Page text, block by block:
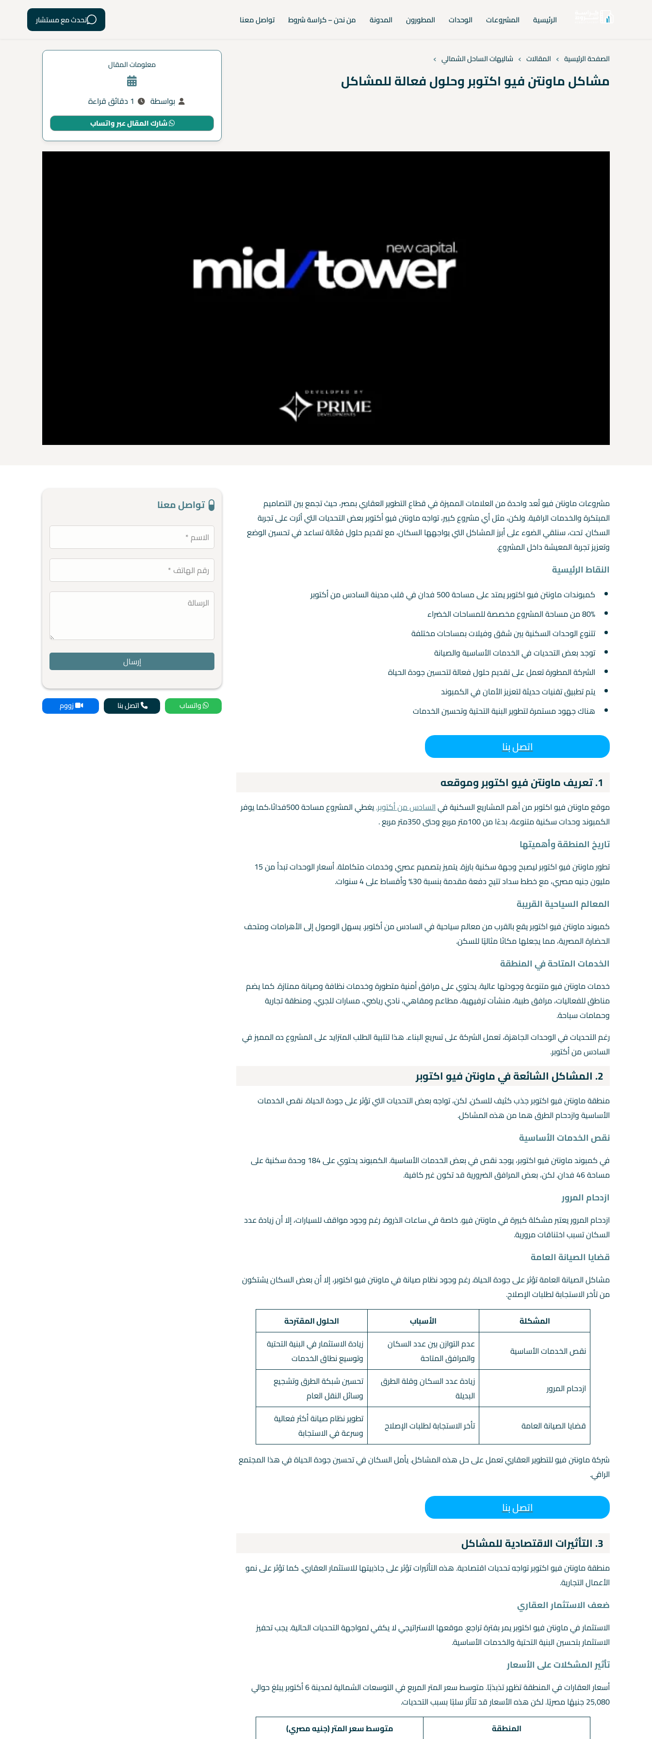
الرئيسية المشروعات الوحدات المطورون المدونة من نحن – كراسة شروط تواصل معنا تحدث مع مستشار
الصفحة الرئيسية › المقالات › شاليهات الساحل الشمالي ›
مشاكل ماونتن فيو اكتوبر وحلول فعالة للمشاكل
معلومات المقال
بواسطة
شارك المقال عبر واتساب
مشروعات ماونتن فيو تُعد واحدة من العلامات المميزة في قطاع التطوير العقاري بمصر، حيث تجمع بين التصاميم
المبتكرة والخدمات الراقية. ولكن، مثل أي مشروع كبير، تواجه ماونتن فيو أكتوبر بعض التحديات التي أثرت على تجربة
السكان. تحت، سنلقي الضوء على أبرز المشاكل التي يواجهها السكان، مع تقديم حلول فعّالة تساعد في تحسين الوضع
وتعزيز تجربة المعيشة داخل المشروع.
النقاط الرئيسية
كمبوندات ماونتن فيو اكتوبر يمتد على مساحة 500 فدان في قلب مدينة السادس من أكتوبر
80% من مساحة المشروع مخصصة للمساحات الخضراء
تتنوع الوحدات السكنية بين شقق وفيلات بمساحات مختلفة
توجد بعض التحديات في الخدمات الأساسية والصيانة
الشركة المطورة تعمل على تقديم حلول فعالة لتحسين جودة الحياة
يتم تطبيق تقنيات حديثة لتعزيز الأمان في الكمبوند
هناك جهود مستمرة لتطوير البنية التحتية وتحسين الخدمات
اتصل بنا
1. تعريف ماونتن فيو اكتوبر وموقعه
موقع ماونتن فيو اكتوبر من أهم المشاريع السكنية فيالسادس من أكتوبر.
يغطي المشروع مساحة 500فدانًا،كما يوفر
الكمبوند وحدات سكنية متنوعة، بدءًا من 100متر مربع وحتى 350متر مربع .
تاريخ المنطقة وأهميتها
تطور ماونتن فيو اكتوبر ليصبح وجهة سكنية بارزة. يتميز بتصميم عصري وخدمات متكاملة. أسعار الوحدات تبدأ من 15
مليون جنيه مصري، مع خطط سداد تتيح دفعة مقدمة بنسبة 30% وأقساط على 4 سنوات.
المعالم السياحية القريبة
كمبوند ماونتن فيو اكتوبر يقع بالقرب من معالم سياحية في السادس من أكتوبر. يسهل الوصول إلى الأهرامات ومتحف
الحضارة المصرية، مما يجعلها مكانًا مثاليًا للسكن.
الخدمات المتاحة في المنطقة
خدمات ماونتن فيو متنوعة وجودتها عالية. يحتوي على مرافق أمنية متطورة وخدمات نظافة وصيانة ممتازة. كما يضم
مناطق للفعاليات، مرافق طبية، منشآت ترفيهية، مطاعم ومقاهي، نادي رياضي، مسارات للجري، ومنطقة تجارية
وحمامات سباحة.
رغم التحديات في الوحدات الجاهزة، تعمل الشركة على تسريع البناء. هذا لتلبية الطلب المتزايد على المشروع ده المميز في
السادس من أكتوبر.
2. المشاكل الشائعة في ماونتن فيو اكتوبر
منطقة ماونتن فيو اكتوبر جذب كثيف للسكن. لكن، تواجه بعض التحديات التي تؤثر على جودة الحياة. نقص الخدمات
الأساسية وازدحام الطرق هما من هذه المشاكل.
نقص الخدمات الأساسية
في كمبوند ماونتن فيو اكتوبر، يوجد نقص في بعض الخدمات الأساسية. الكمبوند يحتوي على 184 وحدة سكنية على
مساحة 46 فدان. لكن، بعض المرافق الضرورية قد تكون غير كافية.
ازدحام المرور
ازدحام المرور يعتبر مشكلة كبيرة في ماونتن فيو. خاصة في ساعات الذروة. رغم وجود مواقف للسيارات، إلا أن زيادة عدد
السكان تسبب اختناقات مرورية.
قضايا الصيانة العامة
مشاكل الصيانة العامة تؤثر على جودة الحياة. رغم وجود نظام صيانة في ماونتن فيو اكتوبر، إلا أن بعض السكان يشتكون
من تأخر الاستجابة لطلبات الإصلاح.
المشكلة
الأسباب الحلول المقترحة
نقص الخدمات الأساسية
عدم التوازن بين عدد السكان
والمرافق المتاحة
زيادة الاستثمار في البنية التحتية
وتوسيع نطاق الخدمات
ازدحام المرور
زيادة عدد السكان وقلة الطرق
البديلة
تحسين شبكة الطرق وتشجيع
وسائل النقل العام
قضايا الصيانة العامة تأخر الاستجابة لطلبات الإصلاح
تطوير نظام صيانة أكثر فعالية
وسرعة في الاستجابة
شركة ماونتن فيو للتطوير العقاري تعمل على حل هذه المشاكل. يأمل السكان في تحسين جودة الحياة في هذا المجتمع
الراقي.
اتصل بنا
3. التأثيرات الاقتصادية للمشاكل
منطقة ماونتن فيو اكتوبر تواجه تحديات اقتصادية. هذه التأثيرات تؤثر على جاذبيتها للاستثمار العقاري. كما تؤثر على نمو
الأعمال التجارية.
ضعف الاستثمار العقاري
الاستثمار في ماونتن فيو اكتوبر يمر بفترة تراجع. موقعها الاستراتيجي لا يكفي لمواجهة التحديات الحالية. يجب تحفيز
الاستثمار بتحسين البنية التحتية والخدمات الأساسية.
تأثير المشكلات على الأسعار
أسعار العقارات في المنطقة تظهر تذبذبًا. متوسط سعر المتر المربع في التوسعات الشمالية لمدينة 6 أكتوبر يبلغ حوالي
25,080 جنيهًا مصريًا. لكن هذه الأسعار قد تتأثر سلبًا بسبب التحديات.
المنطقة
متوسط سعر المتر (جنيه مصري)
تواصل معنا
واتساب اتصل بنا زووم